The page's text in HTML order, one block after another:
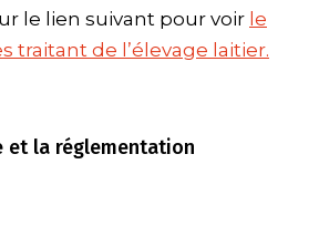
le lien suivant pour voir le
traitant de l’élevage laitier.
et la réglementation